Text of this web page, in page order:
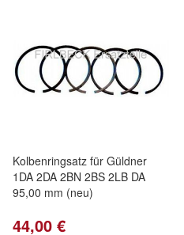
Kolbenringsatz für Güldner
1DA 2DA 2BN 2BS 2LB DA
95,00 mm (neu)
44,00 €